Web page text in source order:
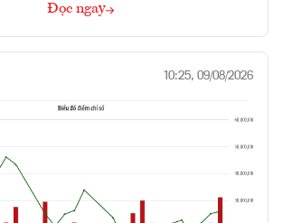
Đọc ngay
10:25, 09/08/2026